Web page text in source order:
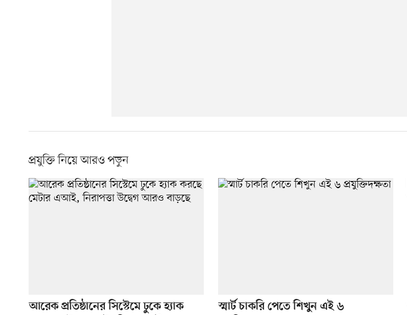
প্রযুক্তি নিয়ে আরও পড়ুন
আরেক প্রতিষ্ঠানের সিস্টেমে ঢুকে হ্যাক
স্মার্ট চাকরি পেতে শিখুন এই ৬